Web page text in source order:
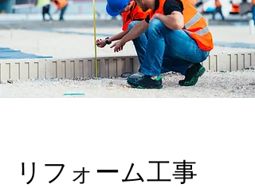
リフォーム工事